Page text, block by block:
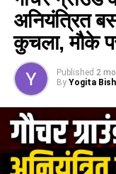
अनियंत्रित बस
कुचला, मौके
Published 2
By Yogita